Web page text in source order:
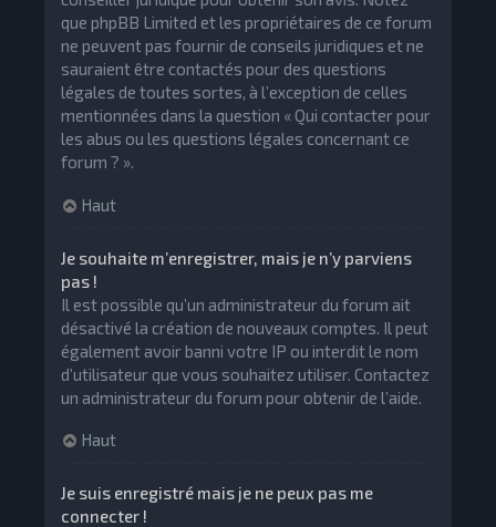
que phpBB Limited et les propriétaires de ce forum
ne peuvent pas fournir de conseils juridiques et ne
sauraient être contactés pour des questions
légales de toutes sortes, à l’exception de celles
mentionnées dans la question « Qui contacter pour
les abus ou les questions légales concernant ce
forum ? ».
Haut
Je souhaite m’enregistrer, mais je n’y parviens
pas !
Il est possible qu’un administrateur du forum ait
désactivé la création de nouveaux comptes. Il peut
également avoir banni votre IP ou interdit le nom
d’utilisateur que vous souhaitez utiliser. Contactez
un administrateur du forum pour obtenir de l’aide.
Haut
Je suis enregistré mais je ne peux pas me
connecter !